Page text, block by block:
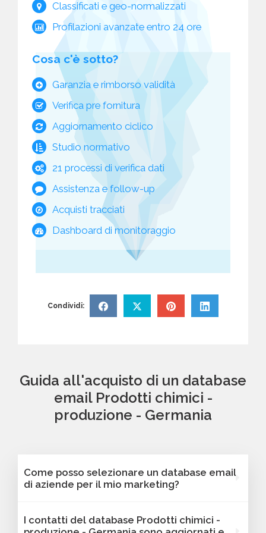
Classificati e geo-normalizzati
Profilazioni avanzate entro 24 ore
Cosa c'è sotto?
Garanzia e rimborso validità
Verifica pre fornitura
Aggiornamento ciclico
Studio normativo
21 processi di verifica dati
Assistenza e follow-up
Acquisti tracciati
Dashboard di monitoraggio
Condividi:
Guida all'acquisto di un database
email Prodotti chimici -
produzione - Germania
Come posso selezionare un database email
di aziende per il mio marketing?
nostra piattaforma Bancomail. Troverai
I contatti del database Prodotti chimici -